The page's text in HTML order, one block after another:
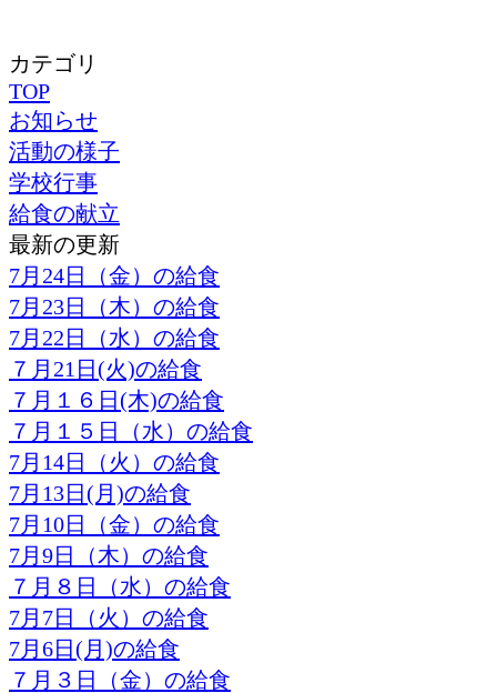
カテゴリ
TOP
お知らせ
活動の様子
学校行事
給食の献立
最新の更新
7月24日（金）の給食
7月23日（木）の給食
7月22日（水）の給食
７月21日(火)の給食
７月１６日(木)の給食
７月１５日（水）の給食
7月14日（火）の給食
7月13日(月)の給食
7月10日（金）の給食
7月9日（木）の給食
７月８日（水）の給食
7月7日（火）の給食
7月6日(月)の給食
７月３日（金）の給食